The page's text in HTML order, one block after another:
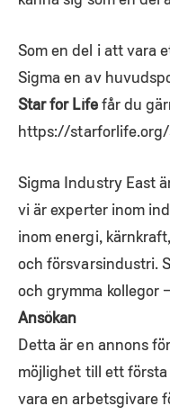
Som en del i att vara
Sigma en av
Star for Lifefår du
https://
Sigma Industry East
vi är experter inom
inom energi,
och försvarsindustri.
och grymma kollegor
Ansökan
Detta är en annons
möjlighet till ett första
vara en arbetsgivare